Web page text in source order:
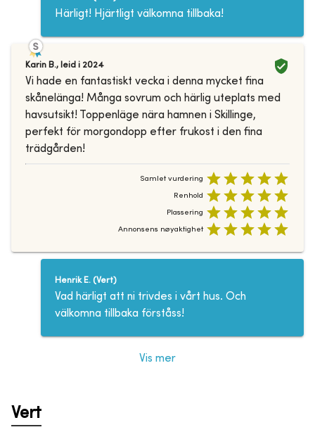
Härligt! Hjärtligt välkomna tillbaka!
Karin B., leid i 2024
Vi hade en fantastiskt vecka i denna mycket fina
skånelänga! Många sovrum och härlig uteplats med
havsutsikt! Toppenläge nära hamnen i Skillinge,
perfekt för morgondopp efter frukost i den fina
trädgården!
Samlet vurdering
Renhold
Plassering
Annonsens nøyaktighet
Henrik E.(Vert)
Vad härligt att ni trivdes i vårt hus. Och
välkomna tillbaka förståss!
Vis mer
Vert